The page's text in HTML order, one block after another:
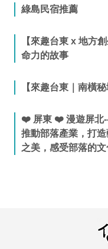
綠島民宿推薦
【來趣台東 x 地方
命力的故事
【來趣台東｜南橫
❤️ 屏東 ❤️ 漫遊屏北
推動部落產業，打
之美，感受部落的